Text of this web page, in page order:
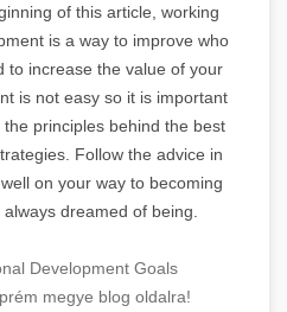
of this article, working
is a way to improve who
to increase the value of your
is not easy so it is important
principles behind the best
Follow the advice in
on your way to becoming
dreamed of being.
Development Goals
megye blog oldalra!